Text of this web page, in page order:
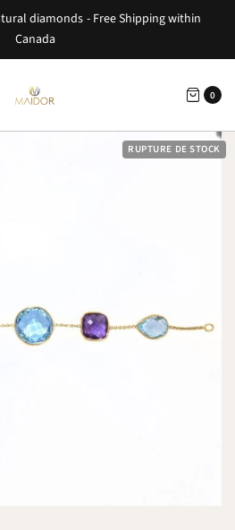
diamonds - Free Shipping within
Canada
0
RUPTURE DE STOCK